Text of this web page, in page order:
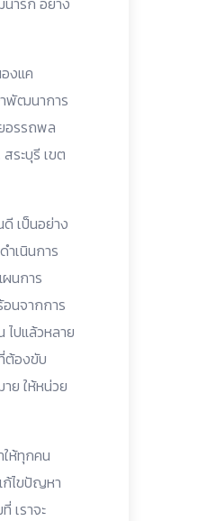
งแค
าพัฒนาการ
อรรถพล
ระบุรี เขต
เป็นอย่าง
เนินการ
นการ
นจากการ
ไปแล้วหลาย
ต้องขับ
ย ให้หน่วย
ให้ทุกคน
ก้ไขปัญหา
เราจะ